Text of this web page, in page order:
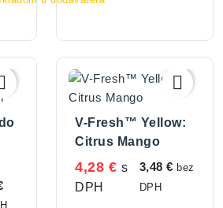

V-Fresh™ Yellow:
Citrus Mango
4,28 € s
DPH
3,48 €bez
DPH